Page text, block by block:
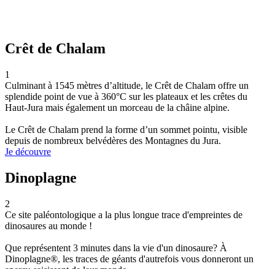
Crêt de Chalam
1
Culminant à 1545 mètres d’altitude, le Crêt de Chalam offre un
splendide point de vue à 360°C sur les plateaux et les crêtes du
Haut-Jura mais également un morceau de la châine alpine.
Le Crêt de Chalam prend la forme d’un sommet pointu, visible
depuis de nombreux belvédères des Montagnes du Jura.
Je découvre
Dinoplagne
2
Ce site paléontologique a la plus longue trace d'empreintes de
dinosaures au monde !
Que représentent 3 minutes dans la vie d'un dinosaure? À
Dinoplagne®, les traces de géants d'autrefois vous donneront un